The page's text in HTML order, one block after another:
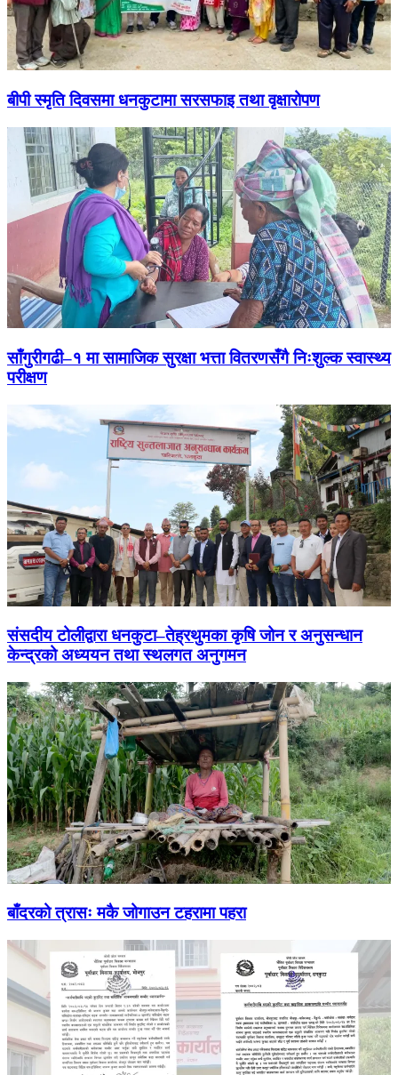
बीपी स्मृति दिवसमा धनकुटामा सरसफाइ तथा वृक्षारोपण
साँगुरीगढी–१ मा सामाजिक सुरक्षा भत्ता वितरणसँगै निःशुल्क स्वास्थ्य
परीक्षण
संसदीय टोलीद्वारा धनकुटा–तेह्रथुमका कृषि जोन र अनुसन्धान
केन्द्रको अध्ययन तथा स्थलगत अनुगमन
बाँदरको त्रासः मकै जोगाउन टहरामा पहरा